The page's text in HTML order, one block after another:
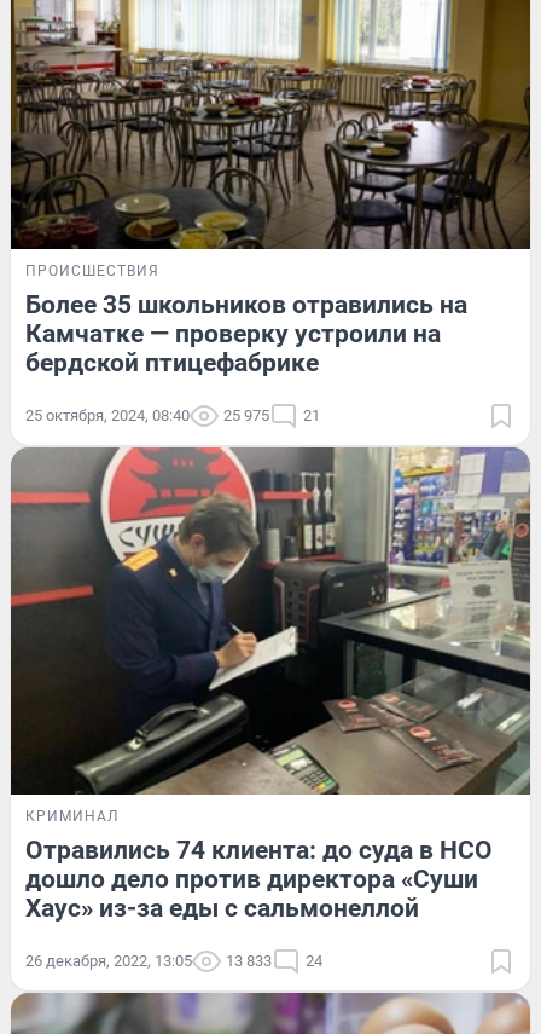
ПРОИСШЕСТВИЯ
Более 35 школьников отравились на
Камчатке — проверку устроили на
бердской птицефабрике
25 октября, 2024, 08:40 25 975 21
КРИМИНАЛ
Отравились 74 клиента: до суда в НСО
дошло дело против директора «Суши
Хаус» из-за еды с сальмонеллой
26 декабря, 2022, 13:05 13 833 24